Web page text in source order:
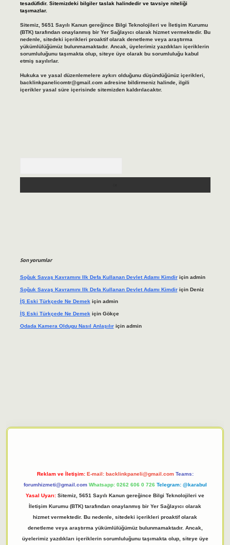
tesadüfidir. Sitemizdeki bilgiler taslak halindedir ve tavsiye niteliği
taşımazlar.
Sitemiz, 5651 Sayılı Kanun gereğince Bilgi Teknolojileri ve İletişim Kurumu
(BTK) tarafından onaylanmış bir Yer Sağlayıcı olarak hizmet vermektedir. Bu
nedenle, sitedeki içerikleri proaktif olarak denetleme veya araştırma
yükümlülüğümüz bulunmamaktadır. Ancak, üyelerimiz yazdıkları içeriklerin
sorumluluğunu taşımakta olup, siteye üye olarak bu sorumluluğu kabul
etmiş sayılırlar.
Hukuka ve yasal düzenlemelere aykırı olduğunu düşündüğünüz içerikleri,
backlinkpanelicomtr@gmail.comadresine bildirmeniz halinde, ilgili
içerikler yasal süre içerisinde sitemizden kaldırılacaktır.
Son yorumlar
Soğuk Savaş Kavramını Ilk Defa Kullanan Devlet Adamı Kimdiriçin admin
Soğuk Savaş Kavramını Ilk Defa Kullanan Devlet Adamı Kimdiriçin Deniz
İŞ Eski Türkçede Ne Demekiçin admin
İŞ Eski Türkçede Ne Demek için Gökçe
Odada Kamera Oldugu Nasıl Anlaşılıriçin admin
Reklam ve İletişim: E-mail: backlinkpaneli@gmail.com Teams:
forumhizmeti@gmail.com Whatsapp: 0262 606 0 726 Telegram: @karabul
Yasal Uyarı: Sitemiz, 5651 Sayılı Kanun gereğince Bilgi Teknolojileri ve
İletişim Kurumu (BTK) tarafından onaylanmış bir Yer Sağlayıcı olarak
hizmet vermektedir. Bu nedenle, sitedeki içerikleri proaktif olarak
denetleme veya araştırma yükümlülüğümüz bulunmamaktadır. Ancak,
üyelerimiz yazdıkları içeriklerin sorumluluğunu taşımakta olup, siteye üye